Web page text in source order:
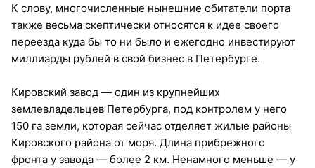
К слову, многочисленные нынешние обитатели порта
также весьма скептически относятся к идее своего
переезда куда бы то ни было и ежегодно инвестируют
миллиарды рублей в свой бизнес в Петербурге.
Кировский завод — один из крупнейших
землевладельцев Петербурга, под контролем у него
150 га земли, которая сейчас отделяет жилые районы
Кировского района от моря. Длина прибрежного
фронта у завода — более 2 км. Ненамного меньше — у